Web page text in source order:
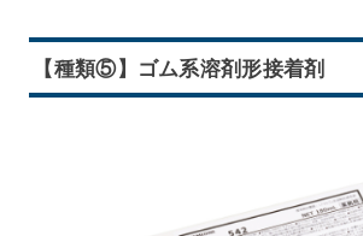
【種類⑤】ゴム系溶剤形接着剤